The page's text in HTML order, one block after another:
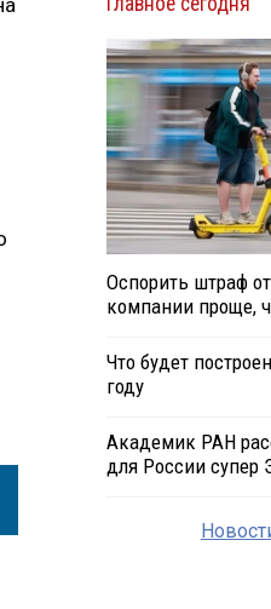
Оспорить штраф
компании проще,
Что будет
году
Академик РАН
для России супер